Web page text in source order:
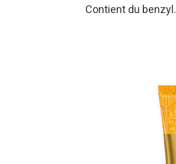
Contient du benzyl.